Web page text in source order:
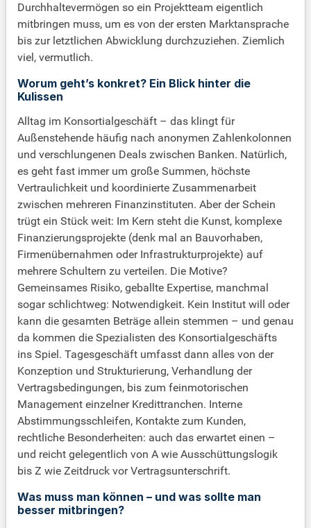
Durchhaltevermögen so ein Projektteam eigentlich
mitbringen muss, um es von der ersten Marktansprache
bis zur letztlichen Abwicklung durchzuziehen. Ziemlich
viel, vermutlich.
Worum geht’s konkret? Ein Blick hinter die
Kulissen
Alltag im Konsortialgeschäft – das klingt für
Außenstehende häufig nach anonymen Zahlenkolonnen
und verschlungenen Deals zwischen Banken. Natürlich,
es geht fast immer um große Summen, höchste
Vertraulichkeit und koordinierte Zusammenarbeit
zwischen mehreren Finanzinstituten. Aber der Schein
trügt ein Stück weit: Im Kern steht die Kunst, komplexe
Finanzierungsprojekte (denk mal an Bauvorhaben,
Firmenübernahmen oder Infrastrukturprojekte) auf
mehrere Schultern zu verteilen. Die Motive?
Gemeinsames Risiko, geballte Expertise, manchmal
sogar schlichtweg: Notwendigkeit. Kein Institut will oder
kann die gesamten Beträge allein stemmen – und genau
da kommen die Spezialisten des Konsortialgeschäfts
ins Spiel. Tagesgeschäft umfasst dann alles von der
Konzeption und Strukturierung, Verhandlung der
Vertragsbedingungen, bis zum feinmotorischen
Management einzelner Kredittranchen. Interne
Abstimmungsschleifen, Kontakte zum Kunden,
rechtliche Besonderheiten: auch das erwartet einen –
und reicht gelegentlich von A wie Ausschüttungslogik
bis Z wie Zeitdruck vor Vertragsunterschrift.
Was muss man können – und was sollte man
besser mitbringen?